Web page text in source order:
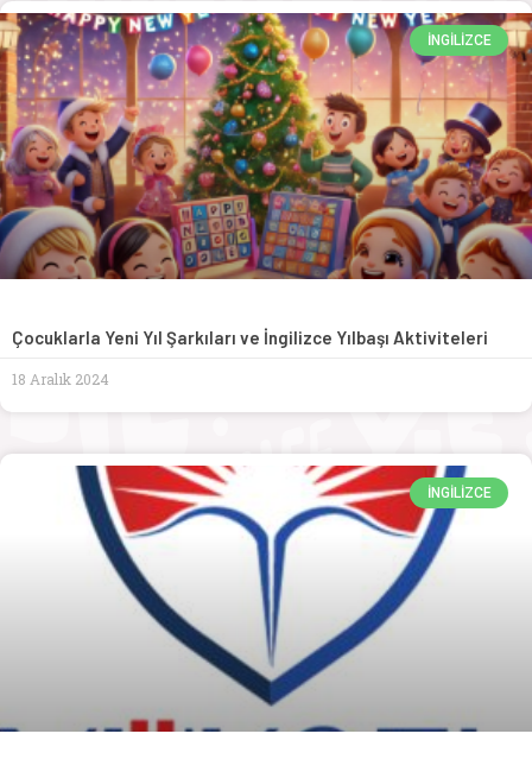
İNGILIZCE
Çocuklarla Yeni Yıl Şarkıları ve İngilizce Yılbaşı Aktiviteleri
18 Aralık 2024
İNGILIZCE